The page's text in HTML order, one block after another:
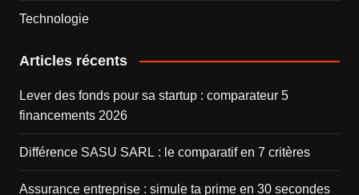
Technologie
Articles récents
Lever des fonds pour sa startup : comparateur 5
financements 2026
Différence SASU SARL : le comparatif en 7 critères
Assurance entreprise : simule ta prime en 30 secondes